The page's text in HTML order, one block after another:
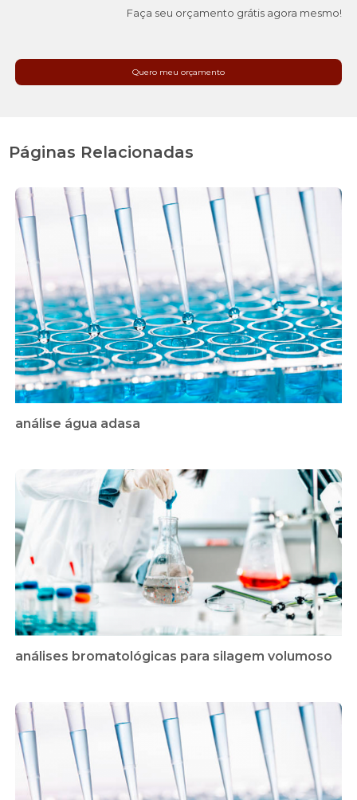
Faça seu orçamento grátis agora mesmo!
Quero meu orçamento
Páginas Relacionadas
análise água adasa
análises bromatológicas para silagem volumoso